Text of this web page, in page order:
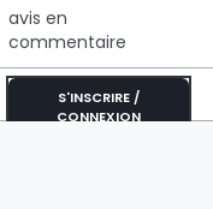
avis en
commentaire
S'INSCRIRE /
CONNEXION